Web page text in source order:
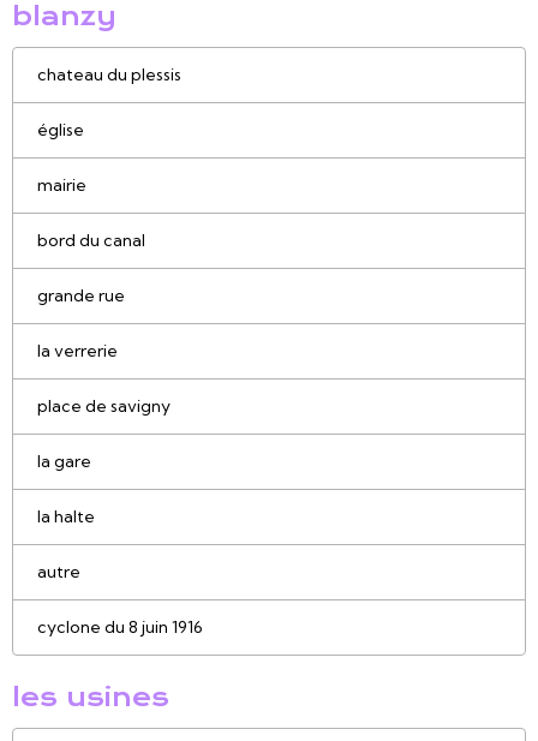
blanzy
chateau du plessis
église
mairie
bord du canal
grande rue
la verrerie
place de savigny
la gare
la halte
autre
cyclone du 8 juin 1916
les usines